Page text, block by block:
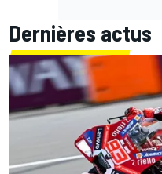
Dernières actus